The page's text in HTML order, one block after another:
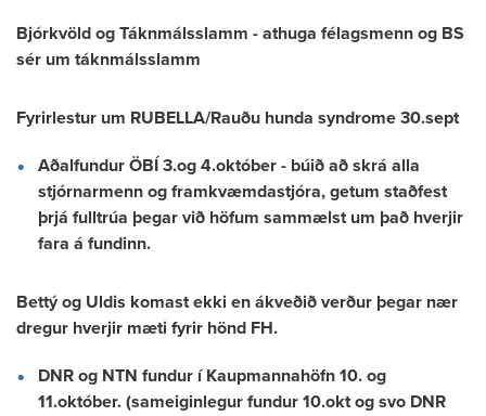
Bjórkvöld og Táknmálsslamm - athuga félagsmenn og BS
sér um táknmálsslamm
Fyrirlestur um RUBELLA/Rauðu hunda syndrome 30.sept
Aðalfundur ÖBÍ 3.og 4.október - búið að skrá alla
stjórnarmenn og framkvæmdastjóra, getum staðfest
þrjá fulltrúa þegar við höfum sammælst um það hverjir
fara á fundinn.
Bettý og Uldis komast ekki en ákveðið verður þegar nær
dregur hverjir mæti fyrir hönd FH.
DNR og NTN fundur í Kaupmannahöfn 10. og
11.október. (sameiginlegur fundur 10.okt og svo DNR